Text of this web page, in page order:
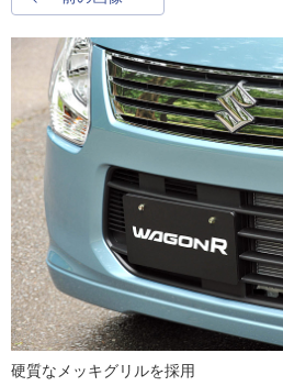
硬質なメッキグリルを採用